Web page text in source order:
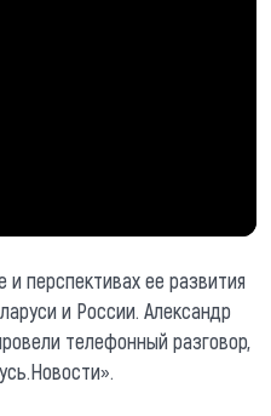
перспективах ее развития
и России. Александр
телефонный разговор,